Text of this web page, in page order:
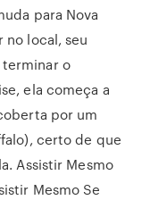
para Nova
no local, seu
o
ela começa a
por um
certo de que
Assistir Mesmo
Mesmo Se